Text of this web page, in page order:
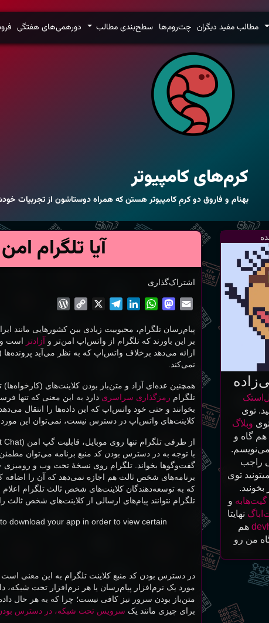
مطالب مفید دیگران چت‌روم‌ها سطح‌بندی مطالب دورهمی‌های هفتگی
کرم‌های کامپیوتر
بهنام و فاروق دو کرمِ کامپیوتر هستن که همراه دوستاشون از تجربیات
آیا تلگرام
اشتراک‌گذاری
Email
Mastodon
WhatsApp
LinkedIn
Telegram
X
Copy
پیام‌رسان تلگرام، محبوبیت زیادی بین کشور‌هایی مانند
بر این باورند که تلگرام از واتس‌اپ امن‌تر و آزاد‌تر است و
ارائه می‌دهد برخلاف واتس‌اپ که به نظر می‌آید
نمی‌کند.
همچنین عده‌ای آزاد و متن‌باز بودن کلاینت‌های
تلگرام رمزگذاری سراسری دارد به این معنی که تنها
بخوانند و حتی خود واتس‌اپ که این داده‌ها را انتقال
کلاینت‌های واتس‌اپ در دسترس نیست، نمی‌توان این مورد
با توجه به در دسترس بودن کد منبع برنامه می‌توان مطمئن
گفت‌وگوها بخواند. تلگرام روی نسخهٔ تحت وب و رومیزی
که به توسعه‌دهندگان کلاینت‌های شخص ثالث تلگرام اعلام
تلگرام نتوانند پیام‌های ارسالی از کلاینت‌های شخص ثالث را
download your app in order to view certain
در دسترس بودن کد منبع کلاینت تلگرام به این معنی است
مورد یک نرم‌افزار پیام‌رسان یا هر نرم‌افزار تحت
متن‌باز بودن سرور نیز کافی نیست؛ چرا که به هر حال
برای چیزی مانند یک سرویس تحت شبکه، در دسترس بودن
توی
وبلاگ
هم گاه و
می‌نویسم.
راجب
توی
گیت‌هابه و
نهایتا
هم
من رو